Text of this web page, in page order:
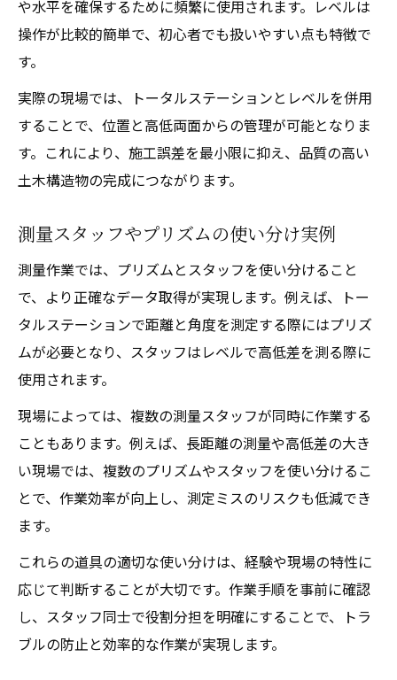
や水平を確保するために頻繁に使用されます。レベルは
操作が比較的簡単で、初心者でも扱いやすい点も特徴で
す。
実際の現場では、トータルステーションとレベルを併用
することで、位置と高低両面からの管理が可能となりま
す。これにより、施工誤差を最小限に抑え、品質の高い
土木構造物の完成につながります。
測量スタッフやプリズムの使い分け実例
測量作業では、プリズムとスタッフを使い分けること
で、より正確なデータ取得が実現します。例えば、トー
タルステーションで距離と角度を測定する際にはプリズ
ムが必要となり、スタッフはレベルで高低差を測る際に
使用されます。
現場によっては、複数の測量スタッフが同時に作業する
こともあります。例えば、長距離の測量や高低差の大き
い現場では、複数のプリズムやスタッフを使い分けるこ
とで、作業効率が向上し、測定ミスのリスクも低減でき
ます。
これらの道具の適切な使い分けは、経験や現場の特性に
応じて判断することが大切です。作業手順を事前に確認
し、スタッフ同士で役割分担を明確にすることで、トラ
ブルの防止と効率的な作業が実現します。